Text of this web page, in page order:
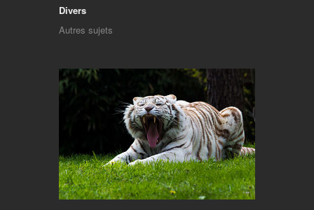
Divers
Autres sujets